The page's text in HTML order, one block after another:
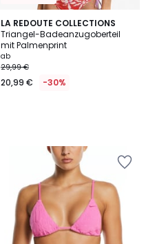
LA REDOUTE COLLECTIONS
Triangel-Badeanzugoberteil
mit Palmenprint
ab
29,99 €
20,99 € -30%